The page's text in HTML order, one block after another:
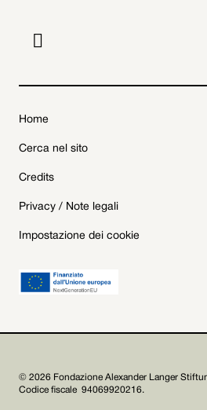

Home
Cerca nel sito
Credits
Privacy / Note legali
Impostazione dei cookie
© 2026 Fondazione Alexander Langer
Codice fiscale 94069920216.